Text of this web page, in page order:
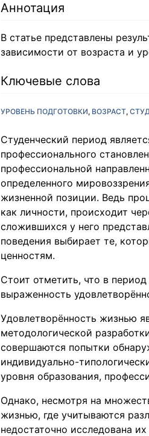
Аннотация
В статье представлены
зависимости от возраста и
Ключевые слова
УРОВЕНЬ ПОДГОТОВКИ ВОЗРАСТ
Студенческий период
профессионального
профессиональной
определенного
жизненной позиции. Ведь
как личности, происходит
сложившихся у него
поведения выбирает те,
ценностям.
Стоит отметить, что в
выраженность
Удовлетворённость жизнью
методологической
совершаются попытки
индивидуально-
уровня образования,
Однако, несмотря на
жизнью, где учитываются
недостаточно исследована